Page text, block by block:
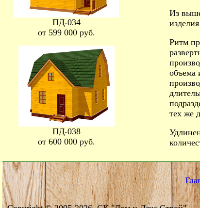
ПД-034
от 599 000 руб.
ПД-038
от 600 000 руб.
Из
Ритм
объема
тех же